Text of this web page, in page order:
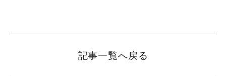
記事一覧へ戻る